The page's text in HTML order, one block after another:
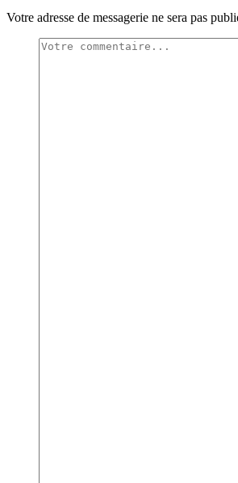
Votre adresse de messagerie ne sera pas